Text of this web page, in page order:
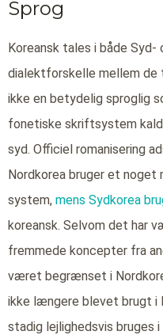
Sprog
Koreansk tales i både Syd-
dialektforskelle mellem de
ikke en betydelig sproglig
fonetiske skriftsystem
syd. Officiel romanisering
Nordkorea bruger et noget
system, mens Sydkorea
koreansk. Selvom det har
fremmede koncepter fra
været begrænset i
ikke længere blevet brugt i
stadig lejlighedsvis bruges